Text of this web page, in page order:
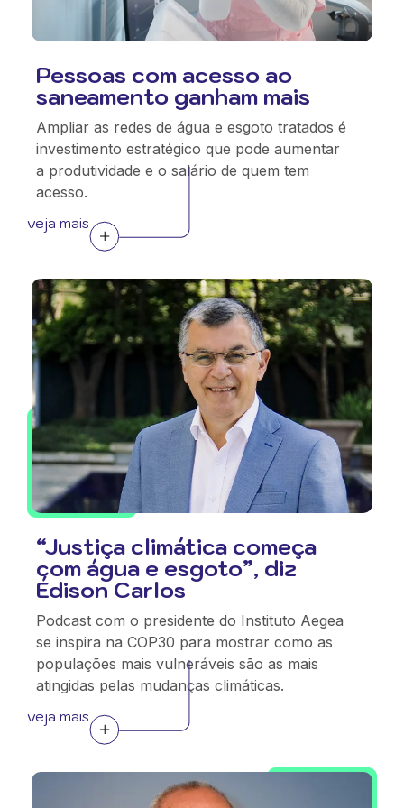
Pessoas com acesso ao
saneamento ganham mais
Ampliar as redes de água e esgoto tratados é
investimento estratégico que pode aumentar
a produtividade e o salário de quem tem
acesso.
veja mais
“Justiça climática começa
com água e esgoto”, diz
Édison Carlos
Podcast com o presidente do Instituto Aegea
se inspira na COP30 para mostrar como as
populações mais vulneráveis são as mais
atingidas pelas mudanças climáticas.
veja mais